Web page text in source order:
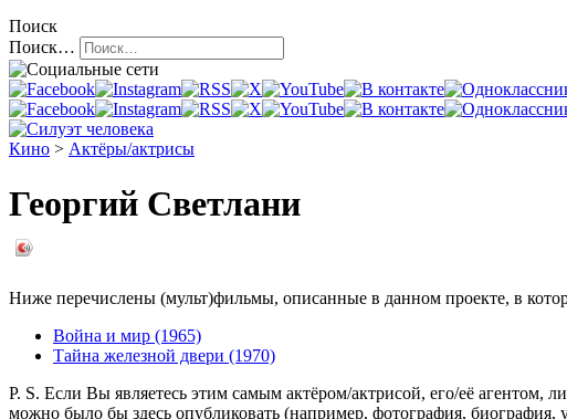
Поиск
Поиск…
Кино > Актёры/актрисы
Георгий Светлани
Ниже перечислены (мульт)фильмы, описанные в данном проекте, в
Война и мир (1965)
Тайна железной двери (1970)
P. S. Если Вы являетесь этим самым актёром/актрисой, его/её агентом,
можно было бы здесь опубликовать (например, фотография, биография,